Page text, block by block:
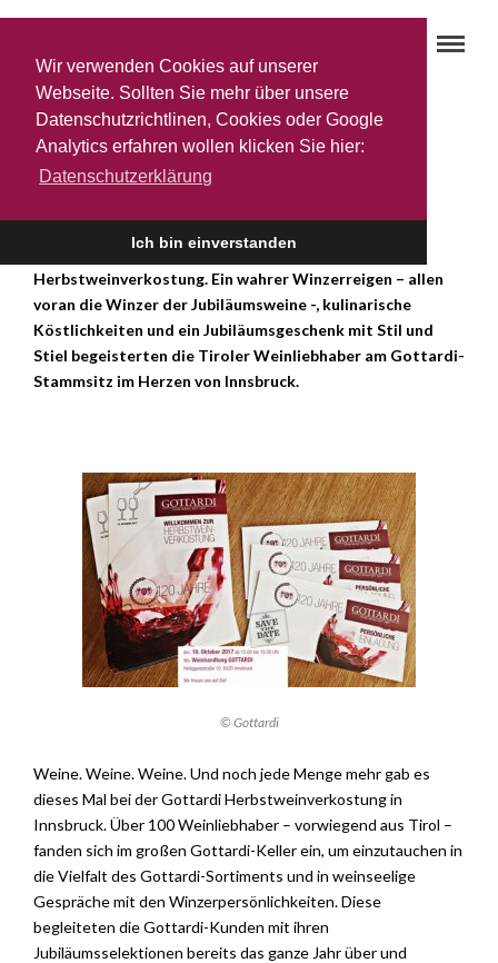
Wir verwenden Cookies auf unserer
Webseite. Sollten Sie mehr über unsere
Datenschutzrichtlinen, Cookies oder Google
Analytics erfahren wollen klicken Sie hier:
Datenschutzerklärung
Ich bin einverstanden
Herbstweinverkostung 2017
10. NOVEMBER 2017
Firmenbestehen stand natürlich auch die heurige
Herbstweinverkostung. Ein wahrer Winzerreigen – allen
voran die Winzer der Jubiläumsweine -, kulinarische
Köstlichkeiten und ein Jubiläumsgeschenk mit Stil und
Stiel begeisterten die Tiroler Weinliebhaber am Gottardi-
Stammsitz im Herzen von Innsbruck.
© Gottardi
Weine. Weine. Weine. Und noch jede Menge mehr gab es
dieses Mal bei der Gottardi Herbstweinverkostung in
Innsbruck. Über 100 Weinliebhaber – vorwiegend aus Tirol –
fanden sich im großen Gottardi-Keller ein, um einzutauchen in
die Vielfalt des Gottardi-Sortiments und in weinseelige
Gespräche mit den Winzerpersönlichkeiten. Diese
begleiteten die Gottardi-Kunden mit ihren
Jubiläumsselektionen bereits das ganze Jahr über und